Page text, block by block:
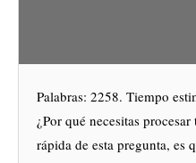
Palabras: 2258. Tiempo
¿Por qué necesitas
rápida de esta pregunta, es